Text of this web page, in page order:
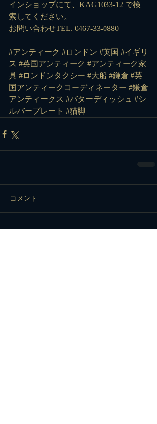
インショップにて、 KAG1033-12 で検
索してください。
お問い合わせTEL. 0467-33-0880
#アンティーク #ロンドン #英国 #イギリ
ス #英国アンティーク #アンティーク家
具 #ロンドンタクシー #大船 #鎌倉 #英
国アンティークコーディネーター #鎌倉
アンティークス #バターディッシュ #シ
ルバープレート #猫脚
コメント